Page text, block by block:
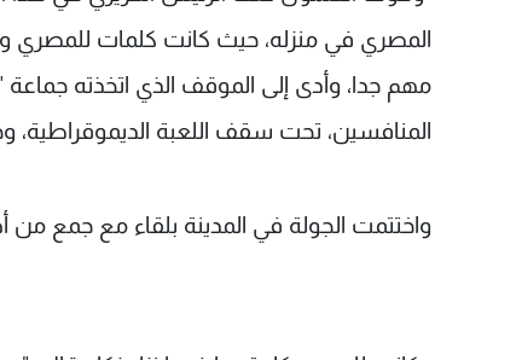
المصري في منزله، حيث كانت كلمات للمصري
مهم جدا، وأدى إلى الموقف الذي اتخذته جماعة
المنافسين، تحت سقف اللعبة
واختتمت الجولة في المدينة بلقاء مع جمع